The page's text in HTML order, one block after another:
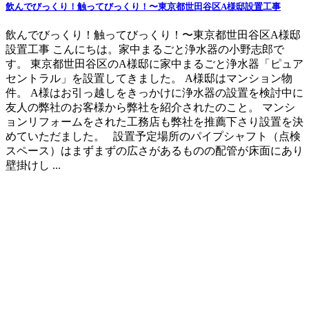
飲んでびっくり！触ってびっくり！〜東京都世田谷区A様邸設置工事
飲んでびっくり！触ってびっくり！〜東京都世田谷区A様邸
設置工事 こんにちは。家中まるごと浄水器の小野志郎で
す。 東京都世田谷区のA様邸に家中まるごと浄水器「ピュア
セントラル」を設置してきました。 A様邸はマンション物
件。 A様はお引っ越しをきっかけに浄水器の設置を検討中に
友人の弊社のお客様から弊社を紹介されたのこと。 マンシ
ョンリフォームをされた工務店も弊社を推薦下さり設置を決
めていただました。 設置予定場所のパイプシャフト（点検
スペース）はまずまずの広さがあるものの配管が床面にあり
壁掛けし ...